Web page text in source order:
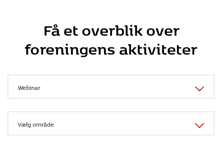
Få et overblik over
foreningens aktiviteter